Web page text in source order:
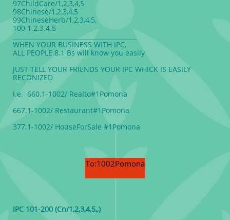
97ChildCare/1,2,3,4,5
98Chinese/1,2,3,4,5
99ChineseHerb/1,2,3,4,5,
100 1.2.3.4.5
WHEN YOUR BUSINESS WITH IPC,
ALL PEOPLE 8.1 Bs will know you easily
JUST TELL YOUR FRIENDS YOUR IPC WHICK IS EASILY
RECONIZED
i.e. 660.1-1002/ Realto#1Pomona
667.1-1002/ Restaurant#1Pomona
377.1-1002/ HouseForSale #1Pomona
To:1002Pomona
IPC 101-200 (Cn/1,2,3,4,5,,)